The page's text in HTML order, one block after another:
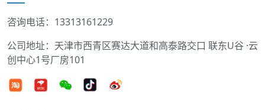
咨询电话：13313161229
公司地址：天津市西青区赛达大道和高泰路交口 联东U谷 ·云
创中心1号厂房101